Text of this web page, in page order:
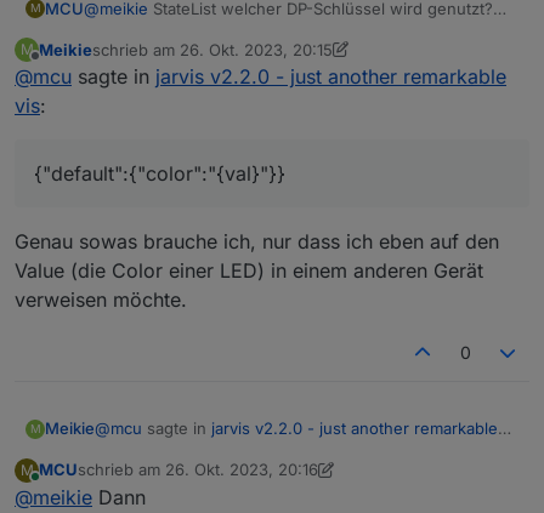
M MCU@meikie StateList welcher DP-Schlüssel wird genutzt?
M Meikieschrieb am 26. Okt. 2023, 20:15
zuletzt editiert von Meikie
@mcu sagte in jarvis v2.2.0 - just another remarkable
vis:
{"default":{"color":"{val}"}}
Genau sowas brauche ich, nur dass ich eben auf den
Value (die Color einer LED) in einem anderen Gerät
verweisen möchte.
0
M Meikie@mcu sagte in jarvis v2.2.0 - just another remarkable
{"default":{"color":"{val}"}}
M
Online
MCUschrieb am 26. Okt. 2023, 20:16
zuletzt editiert von MCU
@meikie Dann